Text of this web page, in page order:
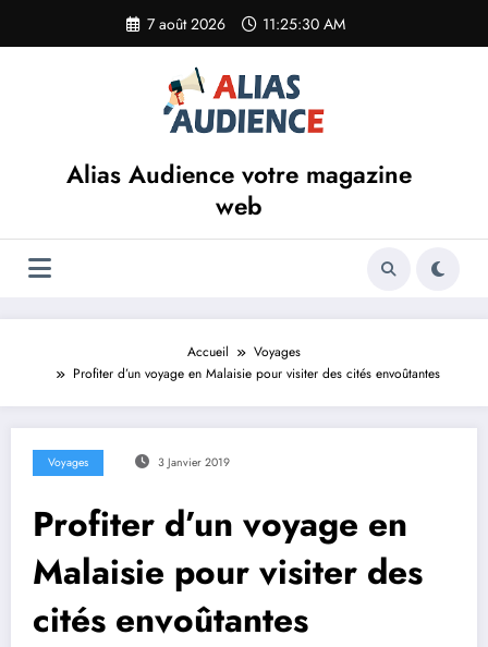
contenu
7 août 2026 11:25:30 AM
Alias Audience votre magazine
web
Accueil
Voyages
Profiter d’un voyage en Malaisie pour visiter des cités envoûtantes
Voyages 3 Janvier 2019
Profiter d’un voyage en
Malaisie pour visiter des
cités envoûtantes